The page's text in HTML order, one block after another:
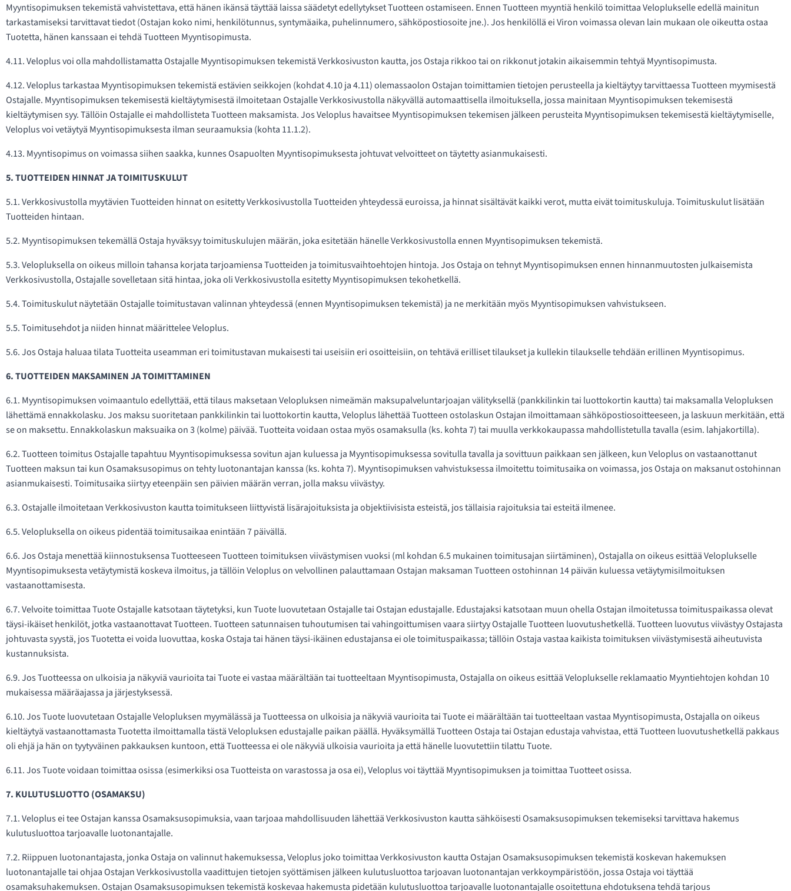
Myyntisopimuksen tekemistä vahvistettava, että hänen ikänsä täyttää laissa säädetyt edellytykset Tuotteen ostamiseen. Ennen Tuotteen myyntiä henkilö toimittaa Veloplukselle edellä mainitun
tarkastamiseksi tarvittavat tiedot (Ostajan koko nimi, henkilötunnus, syntymäaika, puhelinnumero, sähköpostiosoite jne.). Jos henkilöllä ei Viron voimassa olevan lain mukaan ole oikeutta ostaa
Tuotetta, hänen kanssaan ei tehdä Tuotteen Myyntisopimusta.
4.11. Veloplus voi olla mahdollistamatta Ostajalle Myyntisopimuksen tekemistä Verkkosivuston kautta, jos Ostaja rikkoo tai on rikkonut jotakin aikaisemmin tehtyä Myyntisopimusta.
4.12. Veloplus tarkastaa Myyntisopimuksen tekemistä estävien seikkojen (kohdat 4.10 ja 4.11) olemassaolon Ostajan toimittamien tietojen perusteella ja kieltäytyy tarvittaessa Tuotteen myymisestä
Ostajalle. Myyntisopimuksen tekemisestä kieltäytymisestä ilmoitetaan Ostajalle Verkkosivustolla näkyvällä automaattisella ilmoituksella, jossa mainitaan Myyntisopimuksen tekemisestä
kieltäytymisen syy. Tällöin Ostajalle ei mahdollisteta Tuotteen maksamista. Jos Veloplus havaitsee Myyntisopimuksen tekemisen jälkeen perusteita Myyntisopimuksen tekemisestä kieltäytymiselle,
Veloplus voi vetäytyä Myyntisopimuksesta ilman seuraamuksia (kohta 11.1.2).
4.13. Myyntisopimus on voimassa siihen saakka, kunnes Osapuolten Myyntisopimuksesta johtuvat velvoitteet on täytetty asianmukaisesti.
5. TUOTTEIDEN HINNAT JA TOIMITUSKULUT
5.1. Verkkosivustolla myytävien Tuotteiden hinnat on esitetty Verkkosivustolla Tuotteiden yhteydessä euroissa, ja hinnat sisältävät kaikki verot, mutta eivät toimituskuluja. Toimituskulut lisätään
Tuotteiden hintaan.
5.2. Myyntisopimuksen tekemällä Ostaja hyväksyy toimituskulujen määrän, joka esitetään hänelle Verkkosivustolla ennen Myyntisopimuksen tekemistä.
5.3. Velopluksella on oikeus milloin tahansa korjata tarjoamiensa Tuotteiden ja toimitusvaihtoehtojen hintoja. Jos Ostaja on tehnyt Myyntisopimuksen ennen hinnanmuutosten julkaisemista
Verkkosivustolla, Ostajalle sovelletaan sitä hintaa, joka oli Verkkosivustolla esitetty Myyntisopimuksen tekohetkellä.
5.4. Toimituskulut näytetään Ostajalle toimitustavan valinnan yhteydessä (ennen Myyntisopimuksen tekemistä) ja ne merkitään myös Myyntisopimuksen vahvistukseen.
5.5. Toimitusehdot ja niiden hinnat määrittelee Veloplus.
5.6. Jos Ostaja haluaa tilata Tuotteita useamman eri toimitustavan mukaisesti tai useisiin eri osoitteisiin, on tehtävä erilliset tilaukset ja kullekin tilaukselle tehdään erillinen Myyntisopimus.
6. TUOTTEIDEN MAKSAMINEN JA TOIMITTAMINEN
6.1. Myyntisopimuksen voimaantulo edellyttää, että tilaus maksetaan Velopluksen nimeämän maksupalveluntarjoajan välityksellä (pankkilinkin tai luottokortin kautta) tai maksamalla Velopluksen
lähettämä ennakkolasku. Jos maksu suoritetaan pankkilinkin tai luottokortin kautta, Veloplus lähettää Tuotteen ostolaskun Ostajan ilmoittamaan sähköpostiosoitteeseen, ja laskuun merkitään, että
se on maksettu. Ennakkolaskun maksuaika on 3 (kolme) päivää. Tuotteita voidaan ostaa myös osamaksulla (ks. kohta 7) tai muulla verkkokaupassa mahdollistetulla tavalla (esim. lahjakortilla).
6.2. Tuotteen toimitus Ostajalle tapahtuu Myyntisopimuksessa sovitun ajan kuluessa ja Myyntisopimuksessa sovitulla tavalla ja sovittuun paikkaan sen jälkeen, kun Veloplus on vastaanottanut
Tuotteen maksun tai kun Osamaksusopimus on tehty luotonantajan kanssa (ks. kohta 7). Myyntisopimuksen vahvistuksessa ilmoitettu toimitusaika on voimassa, jos Ostaja on maksanut ostohinnan
asianmukaisesti. Toimitusaika siirtyy eteenpäin sen päivien määrän verran, jolla maksu viivästyy.
6.3. Ostajalle ilmoitetaan Verkkosivuston kautta toimitukseen liittyvistä lisärajoituksista ja objektiivisista esteistä, jos tällaisia rajoituksia tai esteitä ilmenee.
6.5. Velopluksella on oikeus pidentää toimitusaikaa enintään 7 päivällä.
6.6. Jos Ostaja menettää kiinnostuksensa Tuotteeseen Tuotteen toimituksen viivästymisen vuoksi (ml kohdan 6.5 mukainen toimitusajan siirtäminen), Ostajalla on oikeus esittää Veloplukselle
Myyntisopimuksesta vetäytymistä koskeva ilmoitus, ja tällöin Veloplus on velvollinen palauttamaan Ostajan maksaman Tuotteen ostohinnan 14 päivän kuluessa vetäytymisilmoituksen
vastaanottamisesta.
6.7. Velvoite toimittaa Tuote Ostajalle katsotaan täytetyksi, kun Tuote luovutetaan Ostajalle tai Ostajan edustajalle. Edustajaksi katsotaan muun ohella Ostajan ilmoitetussa toimituspaikassa olevat
täysi-ikäiset henkilöt, jotka vastaanottavat Tuotteen. Tuotteen satunnaisen tuhoutumisen tai vahingoittumisen vaara siirtyy Ostajalle Tuotteen luovutushetkellä. Tuotteen luovutus viivästyy Ostajasta
johtuvasta syystä, jos Tuotetta ei voida luovuttaa, koska Ostaja tai hänen täysi-ikäinen edustajansa ei ole toimituspaikassa; tällöin Ostaja vastaa kaikista toimituksen viivästymisestä aiheutuvista
kustannuksista.
6.9. Jos Tuotteessa on ulkoisia ja näkyviä vaurioita tai Tuote ei vastaa määrältään tai tuotteeltaan Myyntisopimusta, Ostajalla on oikeus esittää Veloplukselle reklamaatio Myyntiehtojen kohdan 10
mukaisessa määräajassa ja järjestyksessä.
6.10. Jos Tuote luovutetaan Ostajalle Velopluksen myymälässä ja Tuotteessa on ulkoisia ja näkyviä vaurioita tai Tuote ei määrältään tai tuotteeltaan vastaa Myyntisopimusta, Ostajalla on oikeus
kieltäytyä vastaanottamasta Tuotetta ilmoittamalla tästä Velopluksen edustajalle paikan päällä. Hyväksymällä Tuotteen Ostaja tai Ostajan edustaja vahvistaa, että Tuotteen luovutushetkellä pakkaus
oli ehjä ja hän on tyytyväinen pakkauksen kuntoon, että Tuotteessa ei ole näkyviä ulkoisia vaurioita ja että hänelle luovutettiin tilattu Tuote.
6.11. Jos Tuote voidaan toimittaa osissa (esimerkiksi osa Tuotteista on varastossa ja osa ei), Veloplus voi täyttää Myyntisopimuksen ja toimittaa Tuotteet osissa.
7. KULUTUSLUOTTO (OSAMAKSU)
7.1. Veloplus ei tee Ostajan kanssa Osamaksusopimuksia, vaan tarjoaa mahdollisuuden lähettää Verkkosivuston kautta sähköisesti Osamaksusopimuksen tekemiseksi tarvittava hakemus
kulutusluottoa tarjoavalle luotonantajalle.
7.2. Riippuen luotonantajasta, jonka Ostaja on valinnut hakemuksessa, Veloplus joko toimittaa Verkkosivuston kautta Ostajan Osamaksusopimuksen tekemistä koskevan hakemuksen
luotonantajalle tai ohjaa Ostajan Verkkosivustolla vaadittujen tietojen syöttämisen jälkeen kulutusluottoa tarjoavan luotonantajan verkkoympäristöön, jossa Ostaja voi täyttää
osamaksuhakemuksen. Ostajan Osamaksusopimuksen tekemistä koskevaa hakemusta pidetään kulutusluottoa tarjoavalle luotonantajalle osoitettuna ehdotuksena tehdä tarjous